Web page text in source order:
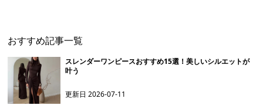
おすすめ記事一覧
スレンダーワンピースおすすめ15選！美しいシルエットが
叶う
更新日2026-07-11